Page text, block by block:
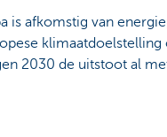
is afkomstig van
2030 de uitstoot al